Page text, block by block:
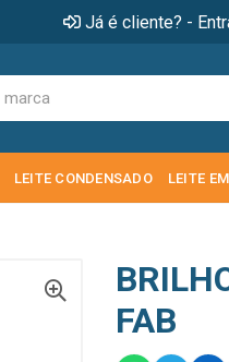
Já é cliente? -
LEITE CONDENSADO LEITE
FAB